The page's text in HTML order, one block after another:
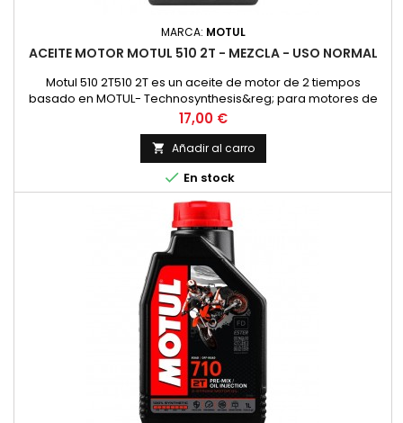
MARCA: MOTUL
ACEITE MOTOR MOTUL 510 2T - MEZCLA - USO NORMAL
Motul 510 2T510 2T es un aceite de motor de 2 tiempos
basado en MOTUL- Technosynthesis&reg; para motores de
moto modernos de 2T para esfuerzos normales en el uso
diario en todos los motores de 2 tiempos con
inyecci&oacute;n o carburador. Adecuado para la
lubricaci&oacute;n mixta y separada. Compatible con los
modernos sistemas de postratamiento de gases...
Precio
17,00 €
 Añadir al carro
 En stock